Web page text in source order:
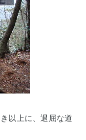
以上に、退屈な道